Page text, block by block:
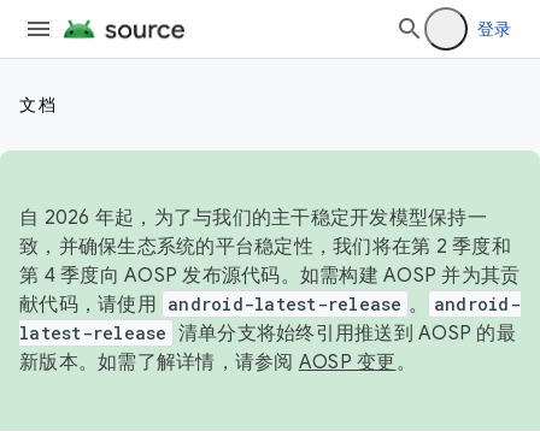
登录
文档
自 2026 年起，为了与我们的主干稳定开发模型保持一
致，并确保生态系统的平台稳定性，我们将在第 2 季度和
第 4 季度向 AOSP 发布源代码。如需构建 AOSP 并为其贡
献代码，请使用 android-latest-release 。
android-
latest-release 清单分支将始终引用推送到 AOSP 的最
新版本。如需了解详情，请参阅 AOSP 变更。